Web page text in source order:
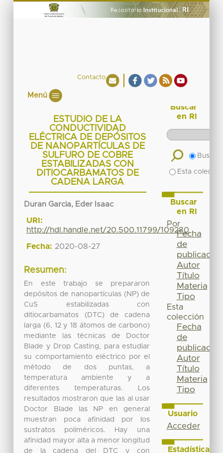
Contacto
Menú
ESTUDIO DE LA
CONDUCTIVIDAD
ELÉCTRICA DE DEPÓSITOS
DE NANOPARTÍCULAS DE
SULFURO DE COBRE
ESTABILIZADAS CON
DITIOCARBAMATOS DE
CADENA LARGA
Duran Garcia, Eder Isaac
URI:
http://hdl.handle.net/20.500.11799/109280
Fecha: 2020-08-27
Resumen:
En este trabajo se prepararon
depósitos de nanopartículas (NP) de
CuS estabilizadas con
ditiocarbamatos (DTC) de cadena
larga (6, 12 y 18 átomos de carbono)
mediante las técnicas de Doctor
Blade y Drop Casting, para estudiar
su comportamiento eléctrico por el
método de dos puntas, a
temperatura ambiente y a
diferentes temperaturas. Los
resultados mostraron que las al usar
Doctor Blade las NP en general
muestran poca afinidad por los
sustratos poliméricos. Hay una
afinidad mayor alta a menor longitud
de la cadena del DTC y con
Buscar
en RI
Buscar
Esta
Buscar
en RI
Por
Fecha
de
publicación
Autor
Título
Materia
Tipo
Esta
colección
Fecha
de
publicación
Autor
Título
Materia
Tipo
Usuario
Acceder
Estadísticas